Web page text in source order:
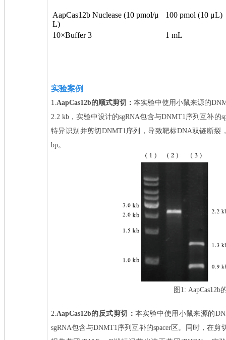
AapCas12b Nuclease (10 pmol/μ
L)
100 pmol (10 μL)
10×Buffer 3 1 mL
实验案例
1.AapCas12b的顺式剪切： 本实验中使用小鼠来源的
2.2 kb，实验中设计的sgRNA包含与DNMT1序列互补的
特异识别并剪切DNMT1序列，导致靶标DNA双链断裂
bp。
图1: AapCas12b
2.AapCas12b的反式剪切：本实验中使用小鼠来源的
sgRNA包含与DNMT1序列互补的spacer区。同时，在